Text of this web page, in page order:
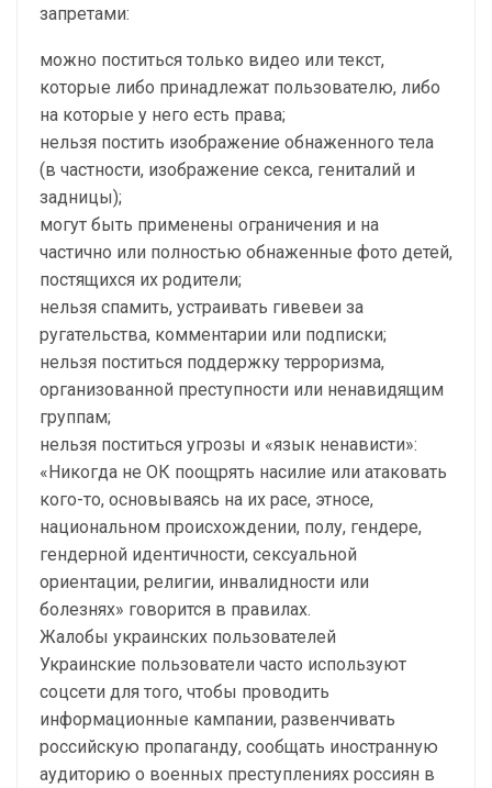
запретами:
можно поститься только видео или текст,
которые либо принадлежат пользователю, либо
на которые у него есть права;
нельзя постить изображение обнаженного тела
(в частности, изображение секса, гениталий и
задницы);
могут быть применены ограничения и на
частично или полностью обнаженные фото детей,
постящихся их родители;
нельзя спамить, устраивать гивевеи за
ругательства, комментарии или подписки;
нельзя поститься поддержку терроризма,
организованной преступности или ненавидящим
группам;
нельзя поститься угрозы и «язык ненависти»:
«Никогда не ОК поощрять насилие или атаковать
кого-то, основываясь на их расе, этносе,
национальном происхождении, полу, гендере,
гендерной идентичности, сексуальной
ориентации, религии, инвалидности или
болезнях» говорится в правилах.
Жалобы украинских пользователей
Украинские пользователи часто используют
соцсети для того, чтобы проводить
информационные кампании, развенчивать
российскую пропаганду, сообщать иностранную
аудиторию о военных преступлениях россиян в